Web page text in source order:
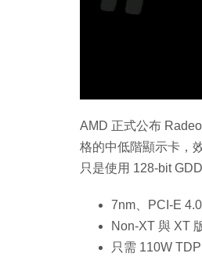
AMD 正式公布
格的中低階顯示卡，
只是使用 128-bit
7nm、PCI-E
Non-XT 與 XT
只需 110W